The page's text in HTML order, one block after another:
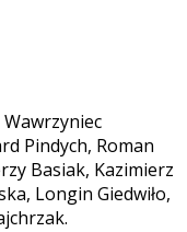
Pindych, Roman
Basiak, Kazimierz
Longin Giedwiło,